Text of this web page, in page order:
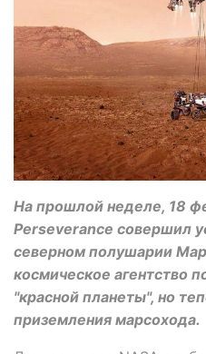
На прошлой неделе, 18
Perseverance совершил
северном полушарии
космическое агентство
"красной планеты", но
приземления марсохода.